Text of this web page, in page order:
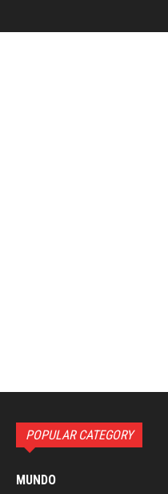
POPULAR CATEGORY
MUNDO